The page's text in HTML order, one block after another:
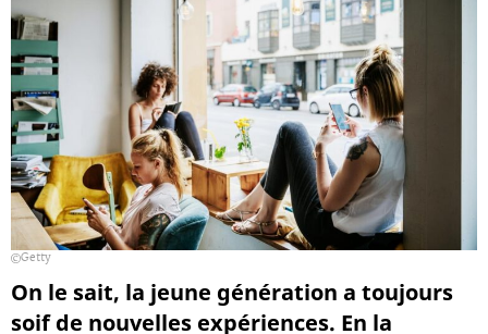
Getty
On le sait, la jeune génération a toujours
soif de nouvelles expériences. En la